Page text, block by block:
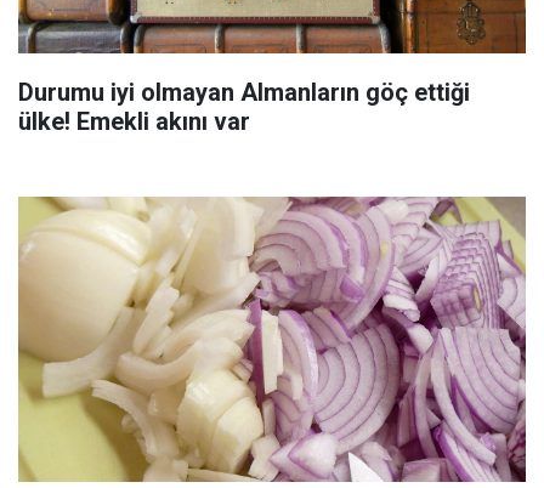
Durumu iyi olmayan Almanların göç ettiği
ülke! Emekli akını var